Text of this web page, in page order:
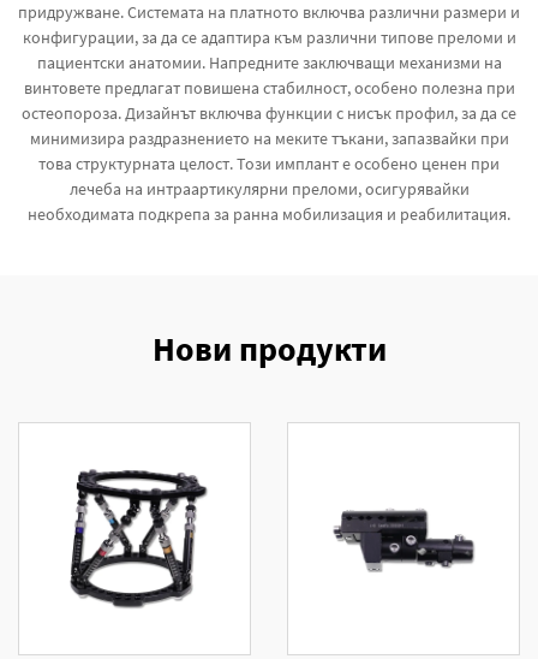
придружване. Системата на платното включва различни размери и
конфигурации, за да се адаптира към различни типове преломи и
пациентски анатомии. Напредните заключващи механизми на
винтовете предлагат повишена стабилност, особено полезна при
остеопороза. Дизайнът включва функции с нисък профил, за да се
минимизира раздразнението на меките тъкани, запазвайки при
това структурната целост. Този имплант е особено ценен при
лечеба на интраартикулярни преломи, осигурявайки
необходимата подкрепа за ранна мобилизация и реабилитация.
Нови продукти